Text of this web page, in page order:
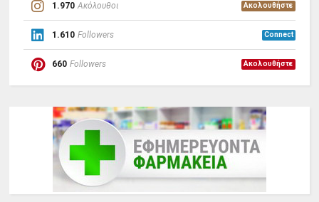
1.970 Ακόλουθοι Ακολουθήστε
1.610 Followers Connect
660 Followers Ακολουθήστε